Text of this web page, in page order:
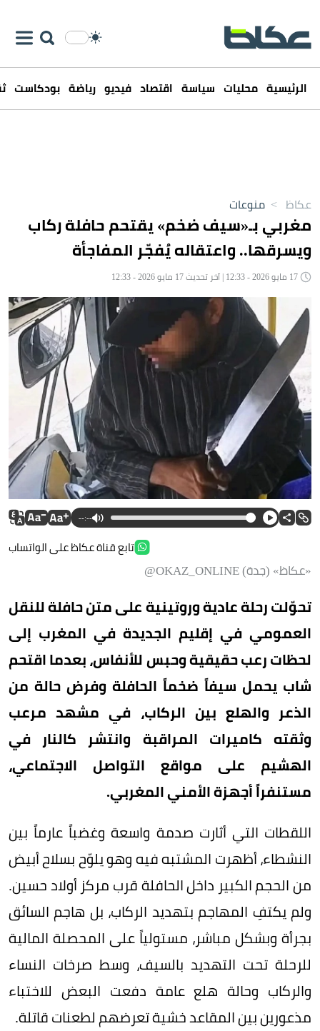
الرئيسية محليات سياسة اقتصاد فيديو رياضة بودكاست
عكاظ > منوعات
مغربي بـ«سيف ضخم» يقتحم حافلة ركاب
ويسرقها.. واعتقاله يُفجّر المفاجأة
--:--
تابع قناة عكاظ على الواتساب
«عكاظ» (جدة) OKAZ_ONLINE@
تحوّلت رحلة عادية وروتينية على متن حافلة للنقل
العمومي في إقليم الجديدة في المغرب إلى
لحظات رعب حقيقية وحبس للأنفاس، بعدما اقتحم
شاب يحمل سيفاً ضخماً الحافلة وفرض حالة من
الذعر والهلع بين الركاب، في مشهد مرعب
وثقته كاميرات المراقبة وانتشر كالنار في
الهشيم على مواقع التواصل الاجتماعي،
مستنفراً أجهزة الأمني المغربي.
اللقطات التي أثارت صدمة واسعة وغضباً عارماً بين
النشطاء، أظهرت المشتبه فيه وهو يلوّح بسلاح أبيض
من الحجم الكبير داخل الحافلة قرب مركز أولاد حسين.
ولم يكتفِ المهاجم بتهديد الركاب، بل هاجم السائق
بجرأة وبشكل مباشر، مستولياً على المحصلة المالية
للرحلة تحت التهديد بالسيف، وسط صرخات النساء
والركاب وحالة هلع عامة دفعت البعض للاختباء
مذعورين بين المقاعد خشية تعرضهم لطعنات قاتلة.